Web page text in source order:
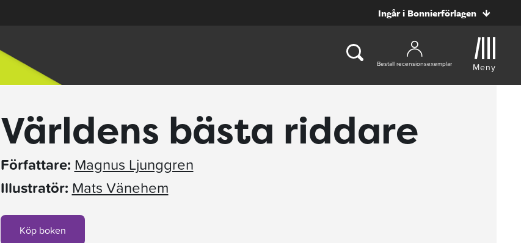
Ingår i Bonnierförlagen
Beställ recensionsexemplar Meny
Världens bästa riddare
Författare: Magnus Ljunggren
Illustratör: Mats Vänehem
Köp boken